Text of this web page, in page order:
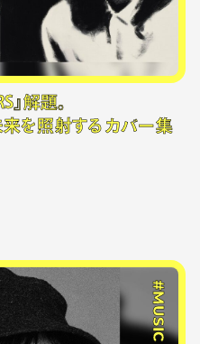
』解題。
来を照射するカバー集
#MUSIC